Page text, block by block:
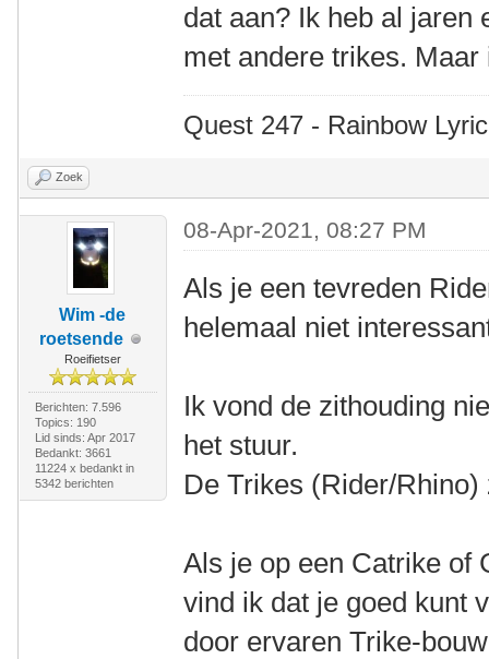
dat aan? Ik heb al jaren
met andere trikes.
Quest 247 - Rainbow
Zoek
Wim -de
roetsende
Roeifietser
Berichten: 7.596
Topics: 190
Lid sinds: Apr 2017
Bedankt: 3661
11224 x bedankt in
5342 berichten
08-Apr-2021, 08:27 PM
Als je een tevreden
helemaal niet
Ik vond de zithouding
het stuur.
De Trikes (Rider/
Als je op een Catrike of
vind ik dat je goed kunt
door ervaren Trike-